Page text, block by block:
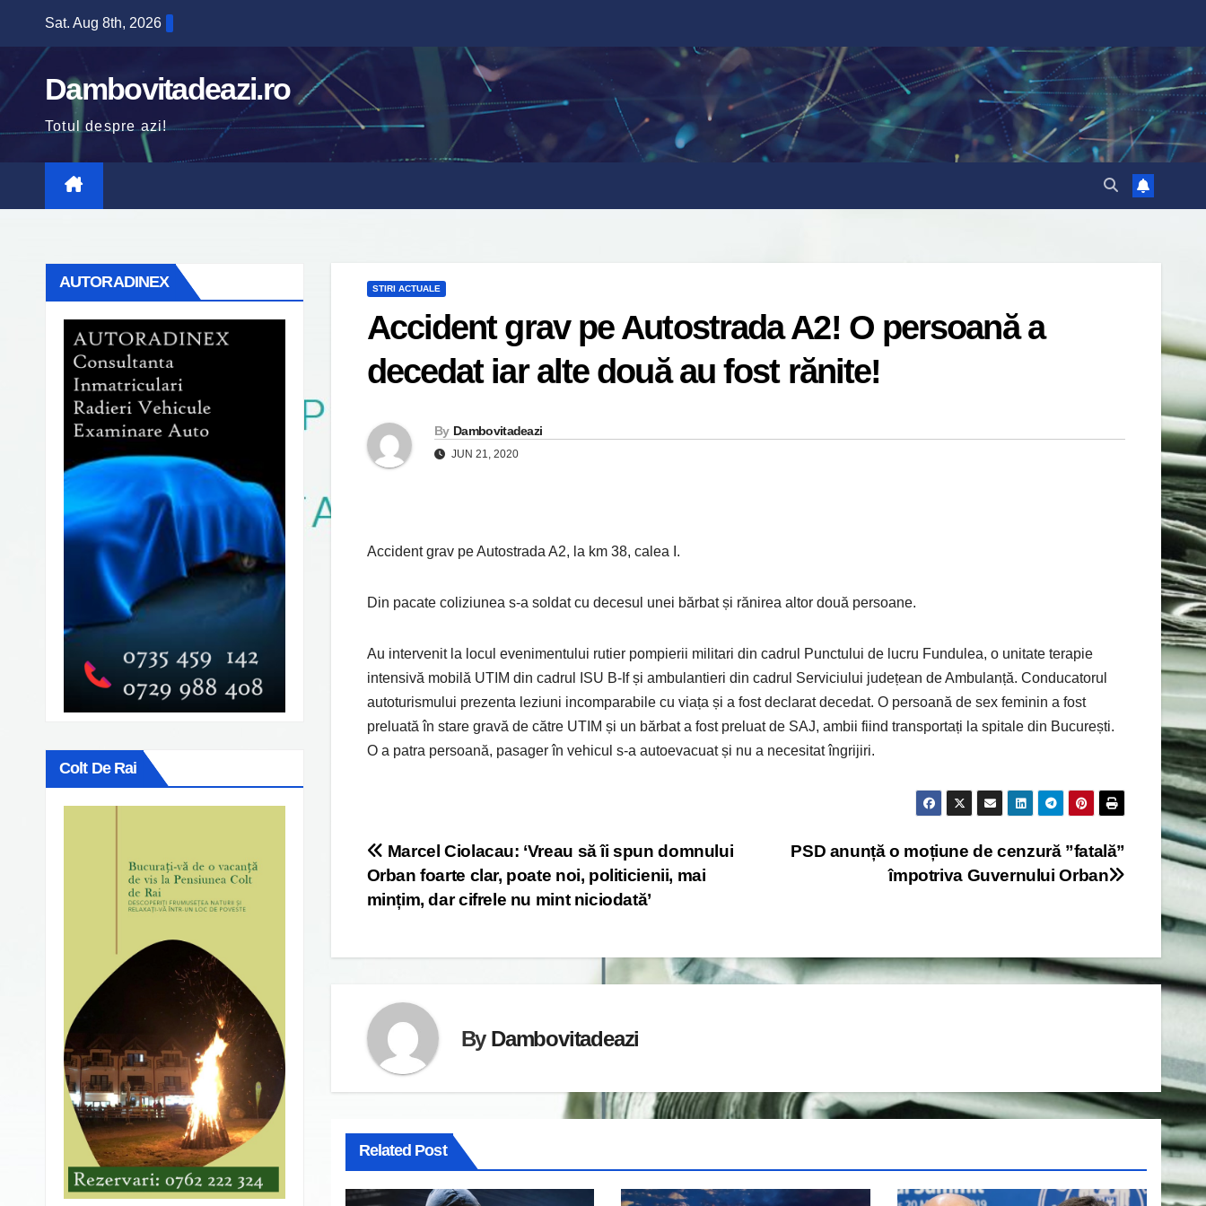
content
Sat. Aug 8th, 2026
Dambovitadeazi.ro
Totul despre azi!
AUTORADINEX
Colt De Rai
STIRI ACTUALE
Accident grav pe Autostrada A2! O persoană a
decedat iar alte două au fost rănite!
By Dambovitadeazi
JUN 21, 2020
Accident grav pe Autostrada A2, la km 38, calea I.
Din pacate coliziunea s-a soldat cu decesul unei bărbat și rănirea altor două persoane.
Au intervenit la locul evenimentului rutier pompierii militari din cadrul Punctului de lucru Fundulea, o unitate terapie
intensivă mobilă UTIM din cadrul ISU B-If și ambulantieri din cadrul Serviciului județean de Ambulanță. Conducatorul
autoturismului prezenta leziuni incomparabile cu viața și a fost declarat decedat. O persoană de sex feminin a fost
preluată în stare gravă de către UTIM și un bărbat a fost preluat de SAJ, ambii fiind transportați la spitale din București.
O a patra persoană, pasager în vehicul s-a autoevacuat și nu a necesitat îngrijiri.
Post
navigation
PSD anunță o moțiune de cenzură ”fatală”
împotriva Guvernului Orban
Marcel Ciolacau: ‘Vreau să îi spun domnului
Orban foarte clar, poate noi, politicienii, mai
mințim, dar cifrele nu mint niciodată’
By Dambovitadeazi
Related Post